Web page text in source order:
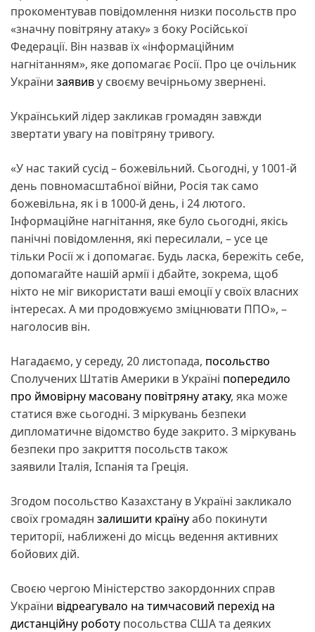
прокоментував повідомлення низки посольств про
«значну повітряну атаку» з боку Російської
Федерації. Він назвав їх «інформаційним
нагнітанням», яке допомагає Росії. Про це очільник
України заявиву своєму вечірньому звернені.
Український лідер закликав громадян завжди
звертати увагу на повітряну тривогу.
«У нас такий сусід – божевільний. Сьогодні, у 1001-й
день повномасштабної війни, Росія так само
божевільна, як і в 1000-й день, і 24 лютого.
Інформаційне нагнітання, яке було сьогодні, якісь
панічні повідомлення, які пересилали, – усе це
тільки Росії ж і допомагає. Будь ласка, бережіть себе,
допомагайте нашій армії і дбайте, зокрема, щоб
ніхто не міг використати ваші емоції у своїх власних
інтересах. А ми продовжуємо зміцнювати ППО», –
наголосив він.
Нагадаємо, у середу, 20 листопада, посольство
Сполучених Штатів Америки в Україні попередило
про ймовірну масовану повітряну атаку, яка може
статися вже сьогодні. З міркувань безпеки
дипломатичне відомство буде закрито. З міркувань
безпеки про закриття посольств також
заявили Італія, Іспанія та Греція.
Згодом посольство Казахстану в Україні закликало
своїх громадян залишити країнуабо покинути
території, наближені до місць ведення активних
бойових дій.
Своєю чергою Міністерство закордонних справ
України відреагувало на тимчасовий перехід на
дистанційну роботу посольства США та деяких